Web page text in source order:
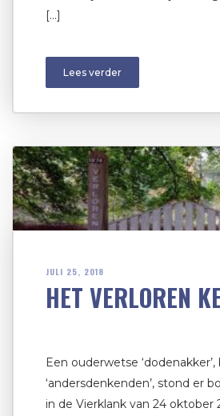
[…]
Lees verder
JULI 25, 2018
HET VERLOREN
Een ouderwetse
‘andersdenkenden’, stond er
in de Vierklank van 24 oktober